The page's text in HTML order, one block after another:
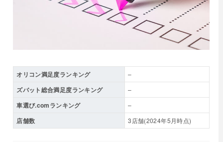
オリコン満足度ランキング –
ズバット総合満足度ランキング –
車選び.comランキング –
店舗数 3店舗(2024年5月時点)